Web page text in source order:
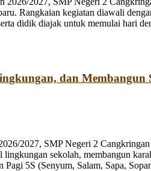
Rangkaian kegiatan diawali
didik diajak untuk memulai hari
dan Membangun
2027, SMP Negeri 2
sekolah, membangun
5S (Senyum, Salam, Sapa,